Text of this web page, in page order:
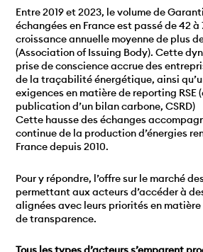
Entre 2019 et 2023, le volume de
échangées en France est passé de 42 à
croissance annuelle moyenne de plus
(Association of Issuing Body). Cette
prise de conscience accrue des
de la traçabilité énergétique, ainsi
exigences en matière de reporting RSE
publication d’un bilan carbone, CSRD)
Cette hausse des échanges
continue de la production d’énergies
France depuis 2010.
Pour y répondre, l’offre sur le marché
permettant aux acteurs d’accéder à
alignées avec leurs priorités en
de transparence.